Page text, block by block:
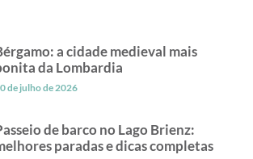
a cidade medieval mais
da Lombardia
de julho de 2026
de barco no Lago Brienz:
paradas e dicas completas